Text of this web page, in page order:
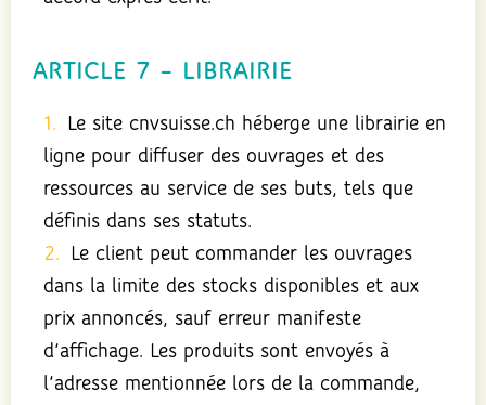
ARTICLE 7 – LIBRAIRIE
Le site cnvsuisse.ch héberge une librairie en
ligne pour diffuser des ouvrages et des
ressources au service de ses buts, tels que
définis dans ses statuts.
Le client peut commander les ouvrages
dans la limite des stocks disponibles et aux
prix annoncés, sauf erreur manifeste
d’affichage. Les produits sont envoyés à
l’adresse mentionnée lors de la commande,